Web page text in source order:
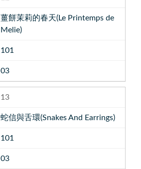
薑餅茉莉的春天(Le Printemps de
Melie)
101
03
13
蛇信與舌環(Snakes And Earrings)
101
03